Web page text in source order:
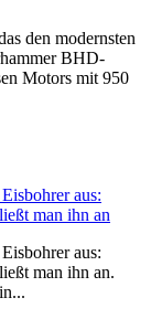
den modernsten
BHD-
Motors mit 950
aus:
man ihn an
aus:
man ihn an.